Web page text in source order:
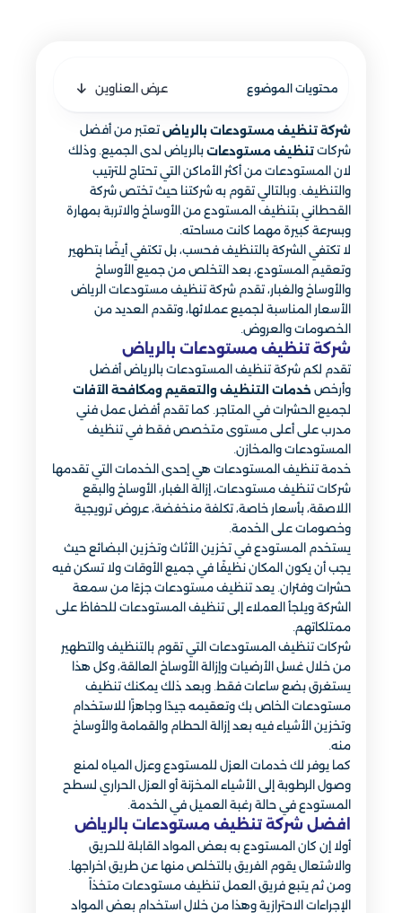
محتويات الموضوع عرض العناوين
شركة تنظيف مستودعات بالرياض تعتبر من أفضل
شركات تنظيف مستودعات بالرياض لدى الجميع. وذلك
لان المستودعات من أكثر الأماكن التي تحتاج للترتيب
والتنظيف. وبالتالي تقوم به شركتنا حيث تختص شركة
القحطاني بتنظيف المستودع من الأوساخ والاتربة بمهارة
وبسرعة كبيرة مهما كانت مساحته.
لا تكتفي الشركة بالتنظيف فحسب، بل تكتفي أيضًا بتطهير
وتعقيم المستودع، بعد التخلص من جميع الأوساخ
والأوساخ والغبار، تقدم شركة تنظيف مستودعات الرياض
الأسعار المناسبة لجميع عملائها، وتقدم العديد من
الخصومات والعروض.
شركة تنظيف مستودعات بالرياض
تقدم لكم شركة تنظيف المستودعات بالرياض أفضل
وأرخص خدمات التنظيف والتعقيم ومكافحة الآفات
لجميع الحشرات في المتاجر. كما تقدم أفضل عمل فني
مدرب على أعلى مستوى متخصص فقط في تنظيف
المستودعات والمخازن.
خدمة تنظيف المستودعات هي إحدى الخدمات التي تقدمها
شركات تنظيف مستودعات، إزالة الغبار، الأوساخ والبقع
اللاصقة، بأسعار خاصة، تكلفة منخفضة، عروض ترويجية
وخصومات على الخدمة.
يستخدم المستودع في تخزين الأثاث وتخزين البضائع حيث
يجب أن يكون المكان نظيفًا في جميع الأوقات ولا تسكن فيه
حشرات وفئران. يعد تنظيف مستودعات جزءًا من سمعة
الشركة ويلجأ العملاء إلى تنظيف المستودعات للحفاظ على
ممتلكاتهم.
شركات تنظيف المستودعات التي تقوم بالتنظيف والتطهير
من خلال غسل الأرضيات وإزالة الأوساخ العالقة، وكل هذا
يستغرق بضع ساعات فقط. وبعد ذلك يمكنك تنظيف
مستودعات الخاص بك وتعقيمه جيدًا وجاهزًا للاستخدام
وتخزين الأشياء فيه بعد إزالة الحطام والقمامة والأوساخ
منه.
كما يوفر لك خدمات العزل للمستودع وعزل المياه لمنع
وصول الرطوبة إلى الأشياء المخزنة أو العزل الحراري لسطح
المستودع في حالة رغبة العميل في الخدمة.
افضل شركة تنظيف مستودعات بالرياض
أولا إن كان المستودع به بعض المواد القابلة للحريق
والاشتعال يقوم الفريق بالتخلص منها عن طريق اخراجها.
ومن ثم يتبع فريق العمل تنظيف مستودعات متخذاً
الإجراءات الاحترازية وهذا من خلال استخدام بعض المواد